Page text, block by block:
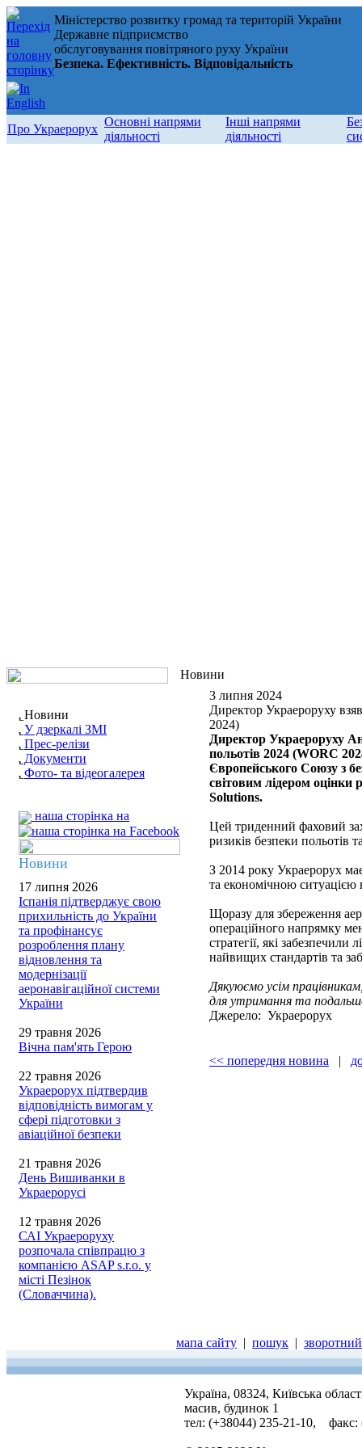
Міністерство розвитку громад та територій України
Державне підприємство
обслуговування повітряного руху України
Безпека. Ефективність. Відповідальність
Про Украерорух
Основні напрями
діяльності
Інші напрями
діяльності
Новини
У дзеркалі ЗМІ
Прес-релізи
Документи
Фото- та відеогалерея
наша сторінка на
Новини
17 липня 2026
Іспанія підтверджує свою
прихильність до України
та профінансує
розроблення плану
відновлення та
модернізації
аеронавігаційної системи
України
29 травня 2026
Вічна пам'ять Герою
22 травня 2026
Украерорух підтвердив
відповідність вимогам у
сфері підготовки з
авіаційної безпеки
21 травня 2026
День Вишиванки в
Украерорусі
12 травня 2026
САІ Украероруху
розпочала співпрацю з
компанією ASAP s.r.o. у
місті Пезінок
(Словаччина).
Новини
3 липня 2024
Директор Украероруху
2024)
Директор Украероруху
польотів 2024 (WORC
Європейського Союзу з
світовим лідером оцінки
Solutions.
Цей триденний фаховий
ризиків безпеки польотів
З 2014 року Украерорух
та економічною ситуацією в
Щоразу для збереження
операційного напрямку
стратегії, які забезпечили
найвищих стандартів та
Дякуюємо усім
для утримання та
Джерело: Украерорух
<< попередня новина |
мапа сайту | пошук |
Україна, 08324, Київська
масив, будинок 1
тел: (+38044) 235-21-10, факс: